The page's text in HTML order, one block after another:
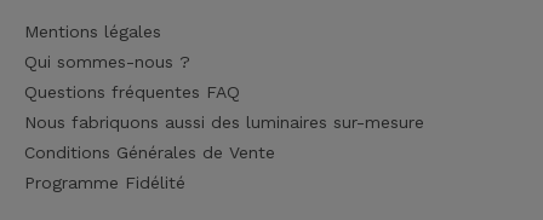
Mentions légales
Qui sommes-nous ?
Questions fréquentes FAQ
Nous fabriquons aussi des luminaires sur-mesure
Conditions Générales de Vente
Programme Fidélité